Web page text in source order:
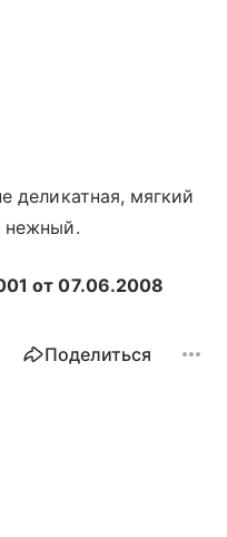
деликатная, мягкий
нежный.
от 07.06.2008
Поделиться